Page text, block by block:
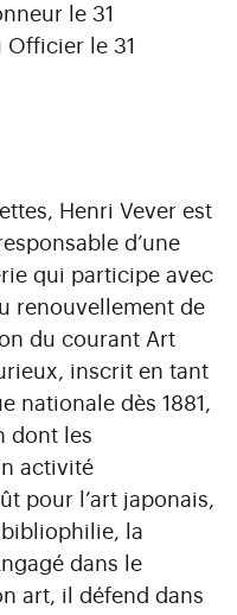
le 31
Officier le 31
Henri Vever est
d’une
qui participe avec
renouvellement de
du courant Art
inscrit en tant
nationale dès 1881,
dont les
activité
pour l’art japonais,
bibliophilie, la
dans le
art, il défend dans